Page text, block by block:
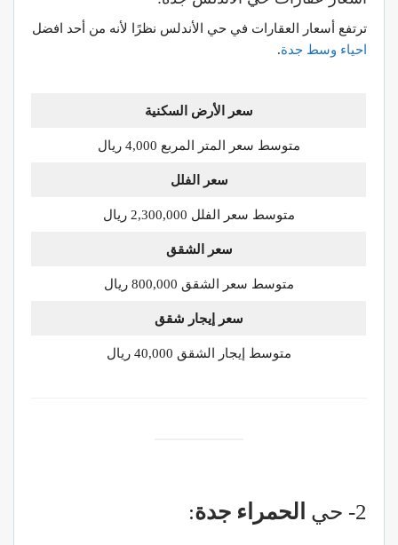
ترتفع أسعار العقارات في حي الأندلس نظرًا لأنه من أحد افضل
احياء وسط جدة.
سعر الأرض السكنية
متوسط سعر المتر المربع 4,000 ريال
سعر الفلل
متوسط سعر الفلل 2,300,000 ريال
سعر الشقق
متوسط سعر الشقق 800,000 ريال
سعر إيجار شقق
متوسط إيجار الشقق 40,000 ريال
2- حي الحمراء جدة: